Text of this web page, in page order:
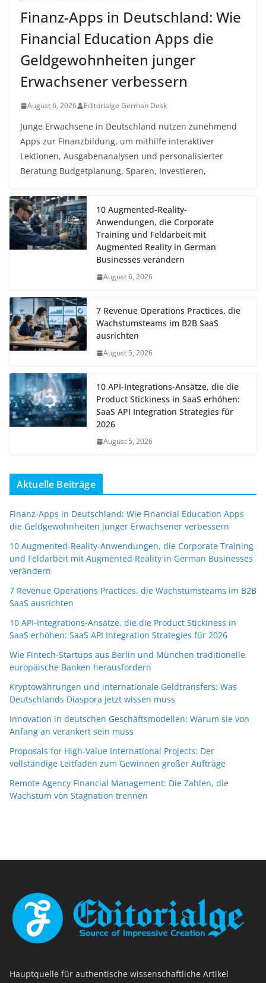
Finanz-Apps in Deutschland: Wie
Financial Education Apps die
Geldgewohnheiten junger
Erwachsener verbessern
August 6, 2026 Editorialge German Desk
Junge Erwachsene in Deutschland nutzen zunehmend
Apps zur Finanzbildung, um mithilfe interaktiver
Lektionen, Ausgabenanalysen und personalisierter
Beratung Budgetplanung, Sparen, Investieren,
10 Augmented-Reality-
Anwendungen, die Corporate
Training und Feldarbeit mit
Augmented Reality in German
Businesses verändern
August 6, 2026
7 Revenue Operations Practices, die
Wachstumsteams im B2B SaaS
ausrichten
August 5, 2026
10 API-Integrations-Ansätze, die die
Product Stickiness in SaaS erhöhen:
SaaS API Integration Strategies für
2026
August 5, 2026
Aktuelle Beiträge
Finanz-Apps in Deutschland: Wie Financial Education Apps
die Geldgewohnheiten junger Erwachsener verbessern
10 Augmented-Reality-Anwendungen, die Corporate Training
und Feldarbeit mit Augmented Reality in German Businesses
verändern
7 Revenue Operations Practices, die Wachstumsteams im B2B
SaaS ausrichten
10 API-Integrations-Ansätze, die die Product Stickiness in
SaaS erhöhen: SaaS API Integration Strategies für 2026
Wie Fintech-Startups aus Berlin und München traditionelle
europäische Banken herausfordern
Kryptowährungen und internationale Geldtransfers: Was
Deutschlands Diaspora jetzt wissen muss
Innovation in deutschen Geschäftsmodellen: Warum sie von
Anfang an verankert sein muss
Proposals for High-Value International Projects: Der
vollständige Leitfaden zum Gewinnen großer Aufträge
Remote Agency Financial Management: Die Zahlen, die
Wachstum von Stagnation trennen
Hauptquelle für authentische wissenschaftliche Artikel